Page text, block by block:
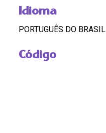
Idioma
PORTUGUÊS DO BRASIL
Código